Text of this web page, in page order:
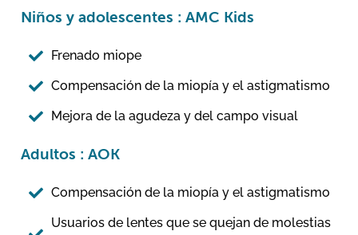
Niños y adolescentes : AMC Kids
Frenado miope
Compensación de la miopía y el astigmatismo
Mejora de la agudeza y del campo visual
Adultos : AOK
Compensación de la miopía y el astigmatismo
Usuarios de lentes que se quejan de molestias